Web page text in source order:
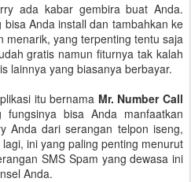
ada kabar gembira buat Anda.
Anda install dan tambahkan ke
menarik, yang terpenting tentu saja
gratis namun fiturnya tak kalah
lainnya yang biasanya berbayar.
itu bernama Mr. Number Call
bisa Anda manfaatkan
Anda dari serangan telpon iseng,
ini yang paling penting menurut
SMS Spam yang dewasa ini
Anda.